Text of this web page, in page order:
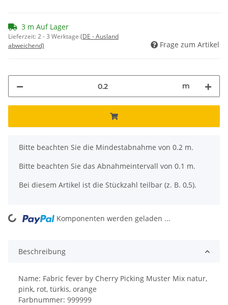
3 m Auf Lager
Lieferzeit:2 - 3 Werktage (DE - Ausland
abweichend)
Frage zum Artikel
m
x
Bitte beachten Sie die Mindestabnahme von 0.2 m.
Bitte beachten Sie das Abnahmeintervall von 0.1 m.
Bei diesem Artikel ist die Stückzahl teilbar (z. B. 0,5).
Komponenten werden geladen ...
Beschreibung
Name: Fabric fever by Cherry Picking Muster Mix natur,
pink, rot, türkis, orange
Farbnummer: 999999